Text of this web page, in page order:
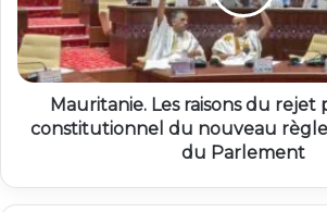
Mauritanie. Les raisons du rejet
constitutionnel du nouveau
du Parlement